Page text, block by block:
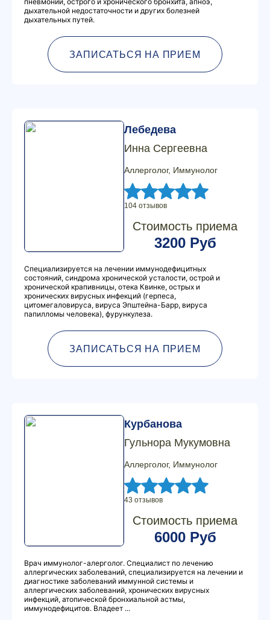
дыхательной недостаточности и других болезней
дыхательных путей.
ЗАПИСАТЬСЯ НА ПРИЕМ
Лебедева
Инна Сергеевна
Аллерголог, Иммунолог
104 отзывов
Стоимость приема
3200 Руб
Специализируется на лечении иммунодефицитных
состояний, синдрома хронической усталости, острой и
хронической крапивницы, отека Квинке, острых и
хронических вирусных инфекций (герпеса,
цитомегаловируса, вируса Эпштейна-Барр, вируса
папилломы человека), фурункулеза.
ЗАПИСАТЬСЯ НА ПРИЕМ
Курбанова
Гульнора Мукумовна
Аллерголог, Иммунолог
43 отзывов
Стоимость приема
6000 Руб
Врач иммунолог-алерголог. Специалист по лечению
аллергических заболеваний, специализируется на лечении и
диагностике заболеваний иммунной системы и
аллергических заболеваний, хронических вирусных
инфекций, атопической бронхиальной астмы,
иммунодефицитов. Владеет ...